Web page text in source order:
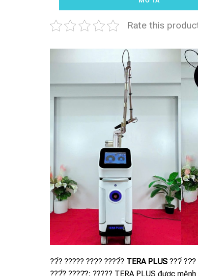
Rate this
??́? ????? ???̣? ????̉? TERA PLUS ???́ ??̆?
???̛́? ????̣̂?: ????? TERA PLUS được